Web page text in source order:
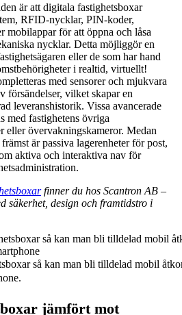
är att digitala fastighetsboxar
RFID-nycklar, PIN-koder,
mobilappar för att öppna och låsa
nycklar. Detta möjliggör en
eller de som har hand
i realtid, virtuellt!
med sensorer och mjukvara
försändelser, vilket skapar en
leveranshistorik. Vissa avancerade
med fastighetens övriga
eller övervakningskameror. Medan
är passiva lagerenheter för post,
aktiva och interaktiva nav för
finner du hos Scantron AB –
säkerhet, design och framtidstro i
så kan man bli tilldelad mobil
jämfört mot